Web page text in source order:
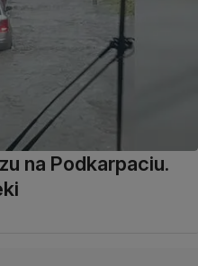
na Podkarpaciu.